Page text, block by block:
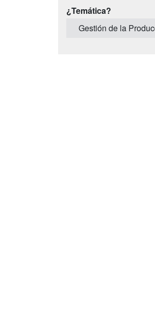
¿Temática?
Gestión de la